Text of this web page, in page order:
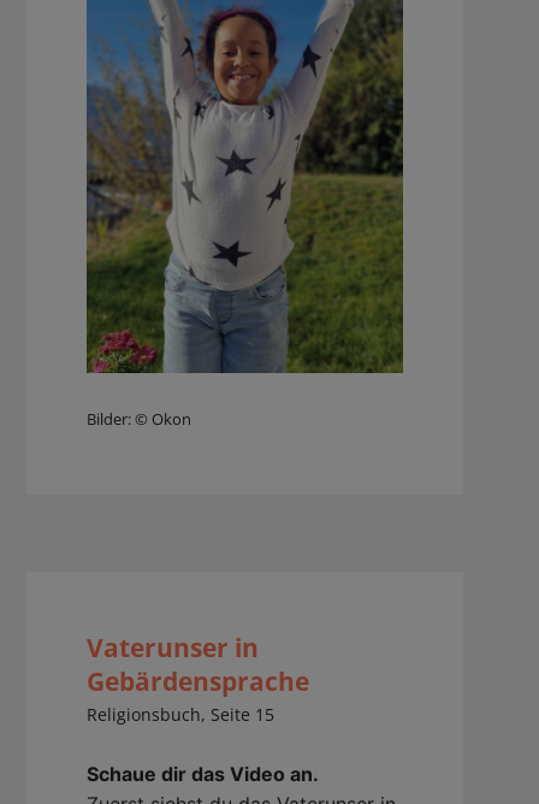
Bilder: © Okon
Vaterunser in
Gebärdensprache
Religionsbuch, Seite 15
Schaue dir das Video an.